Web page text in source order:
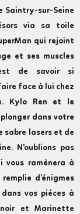
Saintry-sur-Seine
via sa toile
qui rejoint
et ses muscles
de savoir si
face à lui chez
Kylo Ren et le
dans votre
sabre lasers et de
N'oublions pas
vous ramènera à
d’énigmes
vos pièces à
noir et Marinette